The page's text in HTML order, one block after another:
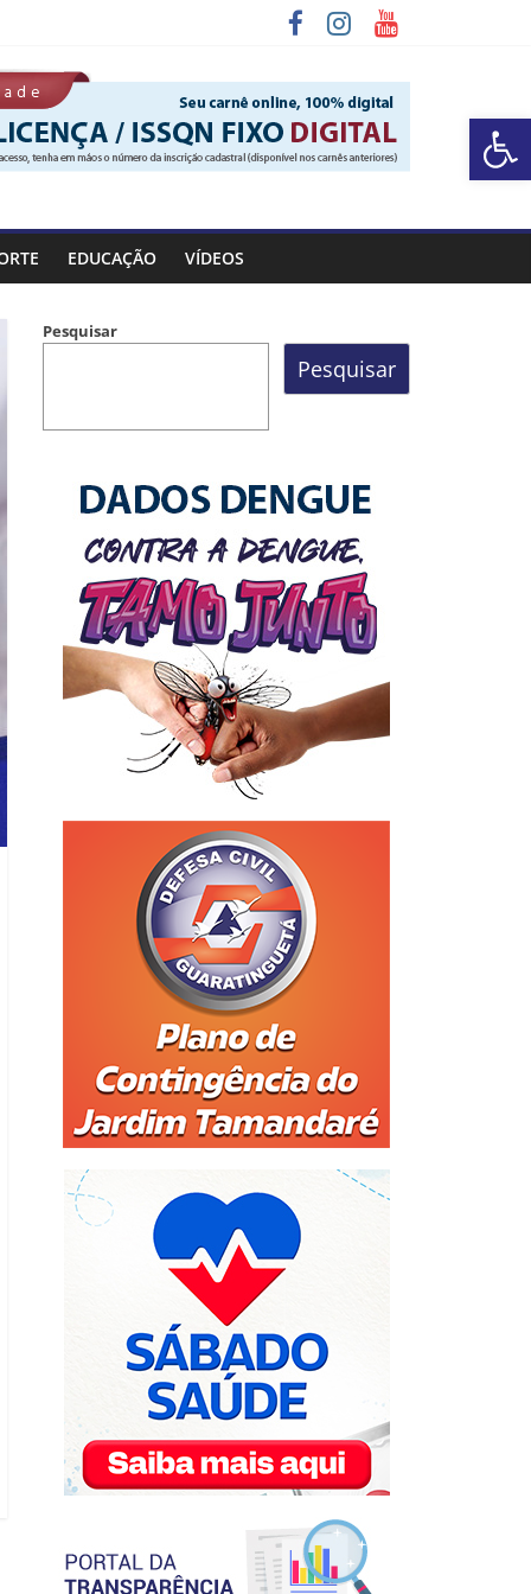
Barra de Ferramentas Aberta
Rocinha
EDUCAÇÃO VÍDEOS
Pesquisar
Pesquisar